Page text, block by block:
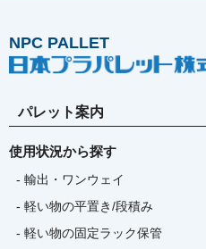
NPC PALLET
パレット案内
使用状況から探す
- 輸出・ワンウェイ
- 軽い物の平置き/段積み
- 軽い物の固定ラック保管